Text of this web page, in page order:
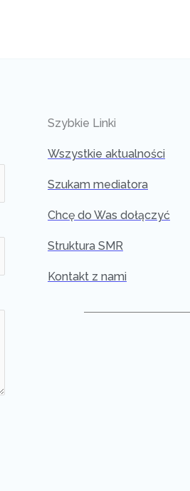
Szybkie Linki
Wszystkie aktualności
Szukam mediatora
Chcę do Was dołączyć
Struktura SMR
Kontakt z nami